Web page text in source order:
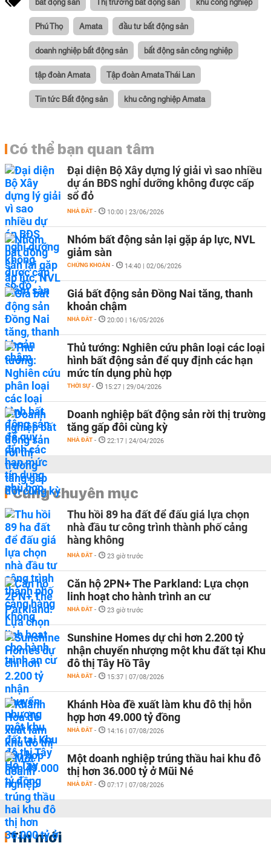
Phú Thọ Amata đầu tư bất động sản
doanh nghiệp bất động sản bất động sản công nghiệp
tập đoàn Amata Tập đoàn Amata Thái Lan
Tin tức Bất động sản khu công nghiệp Amata
Có thể bạn quan tâm
Đại diện Bộ Xây dựng lý giải vì sao nhiều
dự án BĐS nghỉ dưỡng không được cấp
sổ đỏ
NHÀ ĐẤT - 10:00 | 23/06/2026
Nhóm bất động sản lại gặp áp lực, NVL
giảm sàn
CHỨNG KHOÁN - 14:40 | 02/06/2026
Giá bất động sản Đồng Nai tăng, thanh
khoản chậm
NHÀ ĐẤT - 20:00 | 16/05/2026
Thủ tướng: Nghiên cứu phân loại các loại
hình bất động sản để quy định các hạn
mức tín dụng phù hợp
THỜI SỰ - 15:27 | 29/04/2026
Doanh nghiệp bất động sản rời thị trường
tăng gấp đôi cùng kỳ
NHÀ ĐẤT - 22:17 | 24/04/2026
Cùng chuyên mục
Thu hồi 89 ha đất để đấu giá lựa chọn
nhà đầu tư công trình thành phố cảng
hàng không
NHÀ ĐẤT - 23 giờ trước
Căn hộ 2PN+ The Parkland: Lựa chọn
linh hoạt cho hành trình an cư
NHÀ ĐẤT - 23 giờ trước
Sunshine Homes dự chi hơn 2.200 tỷ
nhận chuyển nhượng một khu đất tại Khu
đô thị Tây Hồ Tây
NHÀ ĐẤT - 15:37 | 07/08/2026
Khánh Hòa đề xuất làm khu đô thị hỗn
hợp hơn 49.000 tỷ đồng
NHÀ ĐẤT - 14:16 | 07/08/2026
Một doanh nghiệp trúng thầu hai khu đô
thị hơn 36.000 tỷ ở Mũi Né
NHÀ ĐẤT - 07:17 | 07/08/2026
Tin mới